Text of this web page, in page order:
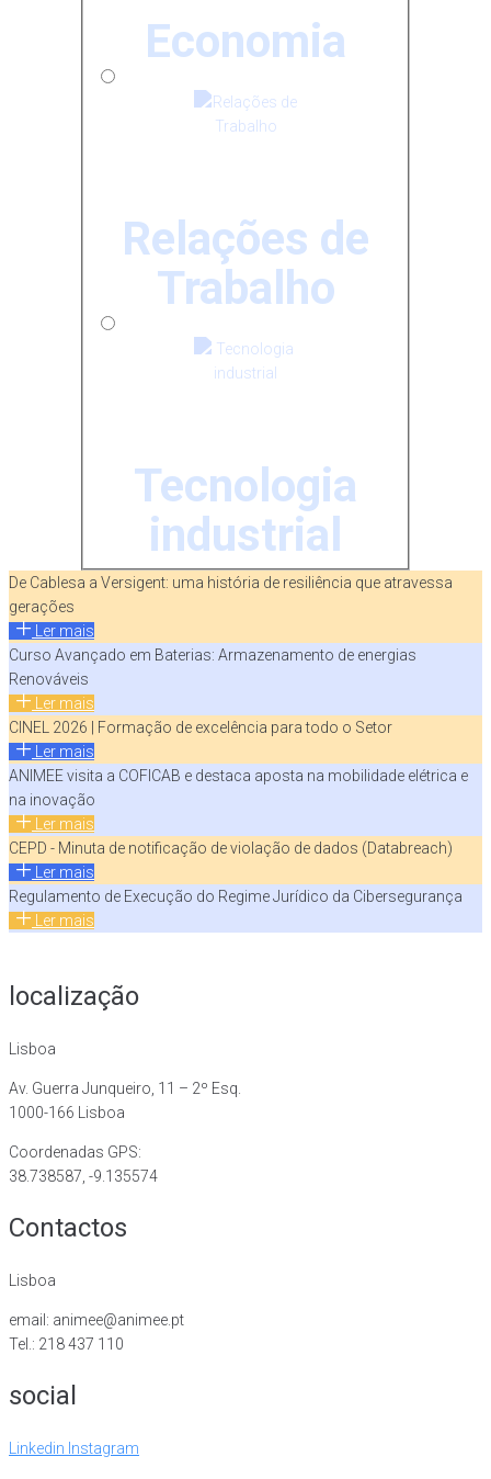
Economia
Relações de
Trabalho
Tecnologia
industrial
De Cablesa a Versigent: uma história de resiliência que atravessa
gerações
Ler mais
Curso Avançado em Baterias: Armazenamento de energias
Renováveis
Ler mais
CINEL 2026 | Formação de excelência para todo o Setor
Ler mais
ANIMEE visita a COFICAB e destaca aposta na mobilidade elétrica e
na inovação
Ler mais
CEPD - Minuta de notificação de violação de dados (Databreach)
Ler mais
Regulamento de Execução do Regime Jurídico da Cibersegurança
Ler mais
localização
Lisboa
Av. Guerra Junqueiro, 11 – 2º Esq.
1000-166 Lisboa
Coordenadas GPS:
38.738587, -9.135574
Contactos
Lisboa
email: animee@animee.pt
Tel.: 218 437 110
social
Linkedin Instagram